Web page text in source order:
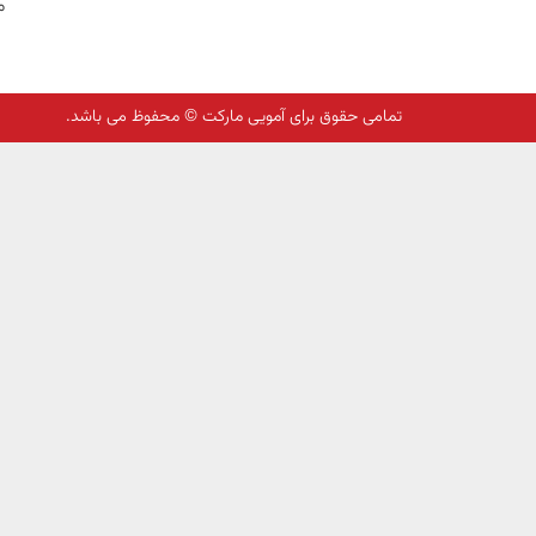
تمامی حقوق برای آمویی مارکت © محفوظ می باشد.